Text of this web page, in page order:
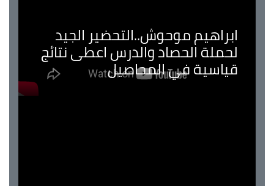
ابراهيم موحوش..التحضير الجيد
لحملة الحصاد والدرس اعطى نتائج
قياسية في المحاصيل